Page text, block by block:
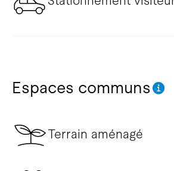
Espaces communs
Terrain aménagé